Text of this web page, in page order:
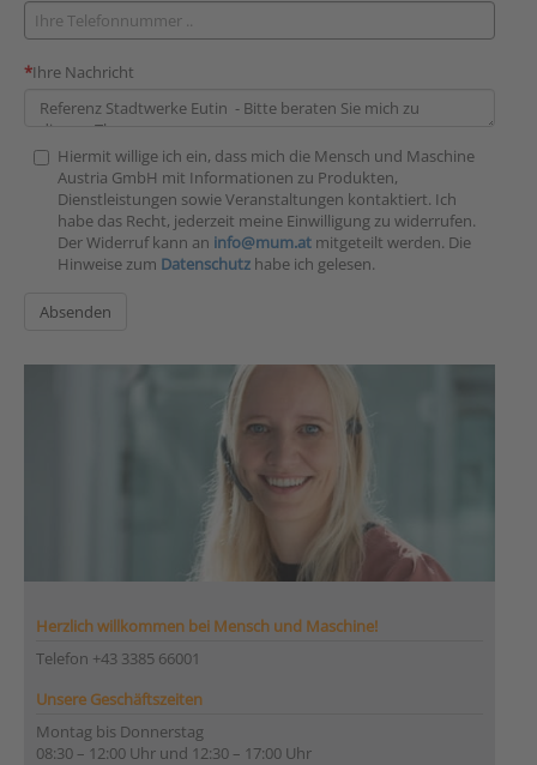
Ihre Nachricht
Hiermit willige ich ein, dass mich die Mensch und Maschine
Austria GmbH mit Informationen zu Produkten,
Dienstleistungen sowie Veranstaltungen kontaktiert. Ich
habe das Recht, jederzeit meine Einwilligung zu widerrufen.
Der Widerruf kann an info@mum.at mitgeteilt werden. Die
Hinweise zum Datenschutz habe ich gelesen.
Herzlich willkommen bei Mensch und Maschine!
Telefon +43 3385 66001
Unsere Geschäftszeiten
Montag bis Donnerstag
08:30 – 12:00 Uhr und 12:30 – 17:00 Uhr